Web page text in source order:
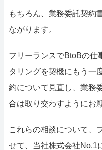
もちろん、業務委託契約
ながります。
フリーランスでBtoBの仕
タリングを契機にもう一
約について見直し、業務
合は取り交わすようにお
これらの相談について、
せて、当社株式会社No.1